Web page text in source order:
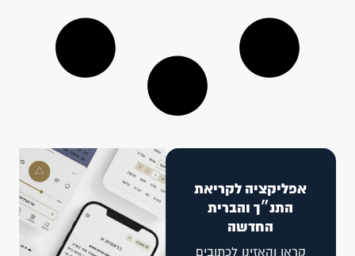
אפליקציה לקריאת
התנ״ך והברית
החדשה
קראו והאזינו לכתובים